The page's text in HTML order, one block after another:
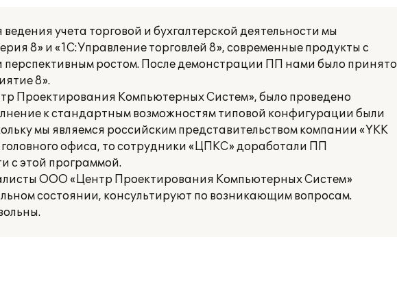
учета торговой и бухгалтерской деятельности мы
8» и «1С:Управление торговлей 8», современные продукты с
ростом. После демонстрации ПП нами было принято
8».
Проектирования Компьютерных Систем», было проведено
к стандартным возможностям типовой конфигурации были
мы являемся российским представительством компании «YKK
головного офиса, то сотрудники «ЦПКС» доработали ПП
с этой программой.
ООО «Центр Проектирования Компьютерных Систем»
состоянии, консультируют по возникающим вопросам.